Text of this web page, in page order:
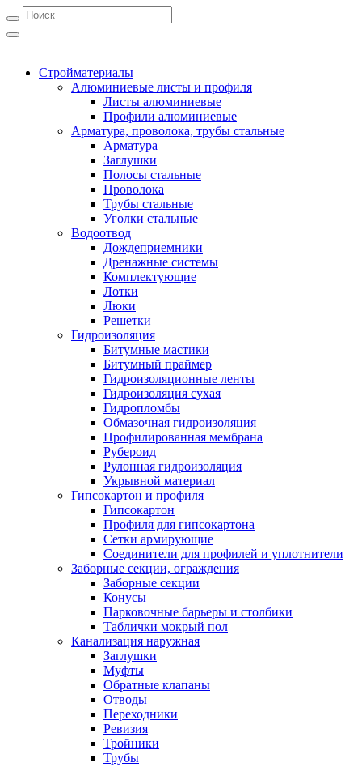
Стройматериалы
Алюминиевые листы и профиля
Листы алюминиевые
Профили алюминиевые
Арматура, проволока, трубы стальные
Арматура
Заглушки
Полосы стальные
Проволока
Трубы стальные
Уголки стальные
Водоотвод
Дождеприемники
Дренажные системы
Комплектующие
Лотки
Люки
Решетки
Гидроизоляция
Битумные мастики
Битумный праймер
Гидроизоляционные ленты
Гидроизоляция сухая
Гидропломбы
Обмазочная гидроизоляция
Профилированная мембрана
Рубероид
Рулонная гидроизоляция
Укрывной материал
Гипсокартон и профиля
Гипсокартон
Профиля для гипсокартона
Сетки армирующие
Соединители для профилей и уплотнители
Заборные секции, ограждения
Заборные секции
Конусы
Парковочные барьеры и столбики
Таблички мокрый пол
Канализация наружная
Заглушки
Муфты
Обратные клапаны
Отводы
Переходники
Ревизия
Тройники
Трубы